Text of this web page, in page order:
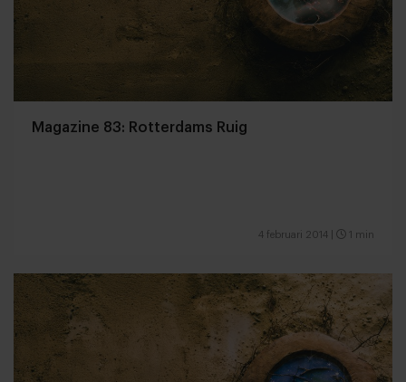
Magazine 83: Rotterdams Ruig
4 februari 2014 1 min